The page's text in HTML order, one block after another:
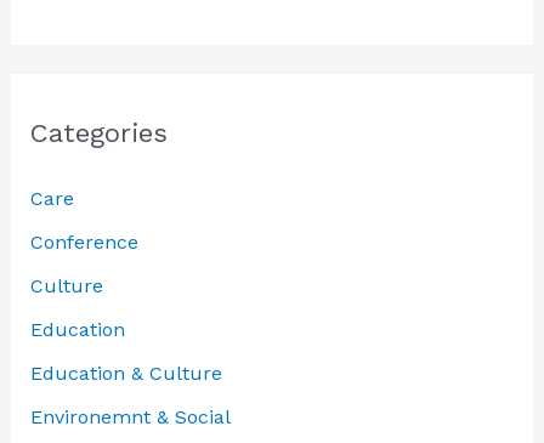
Categories
Care
Conference
Culture
Education
Education & Culture
Environemnt & Social